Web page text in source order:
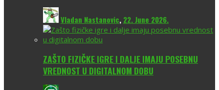
Vladan Nastanovic, 22. June 2026.
ZAŠTO FIZIČKE IGRE I DALJE IMAJU POSEBNU
VREDNOST U DIGITALNOM DOBU